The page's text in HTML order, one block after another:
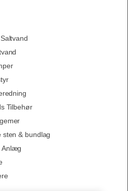
Tilbehør
sten & bundlag
Anlæg